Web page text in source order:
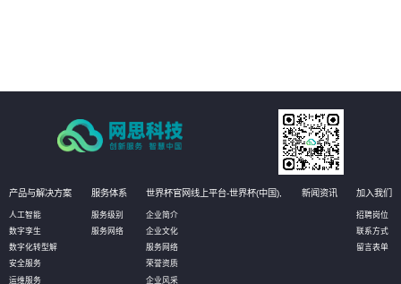
产品与解决方案
人工智能
数字孪生
数字化转型解
安全服务
运维服务
服务体系
服务级别
服务网络
世界杯官网线上平台-世界杯(中国),
企业简介
企业文化
服务网络
荣誉资质
企业风采
新闻资讯 加入我们
招聘岗位
联系方式
留言表单